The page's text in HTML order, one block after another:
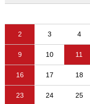
2 3 4
9 10 11
16 17 18
23 24 25